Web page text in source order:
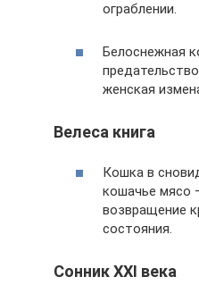
ограблении.
Белоснежная
женская
Велеса книга
Кошка в
кошачье мясо
возвращение
состояния.
Сонник XXI века